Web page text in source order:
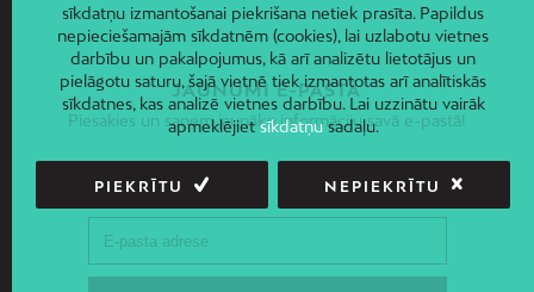
JAUNUMI E-PASTĀ
Piesakies un saņem jaunāko informāciju savā e-pastā!
sīkdatņu izmantošanai piekrišana netiek prasīta. Papildus
nepieciešamajām sīkdatnēm (cookies), lai uzlabotu vietnes
darbību un pakalpojumus, kā arī analizētu lietotājus un
pielāgotu saturu, šajā vietnē tiek izmantotas arī analītiskās
sīkdatnes, kas analizē vietnes darbību. Lai uzzinātu vairāk
apmeklējietsīkdatņusadaļu.
PIEKRĪTU NEPIEKRĪTU